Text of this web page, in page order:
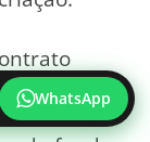
WhatsApp